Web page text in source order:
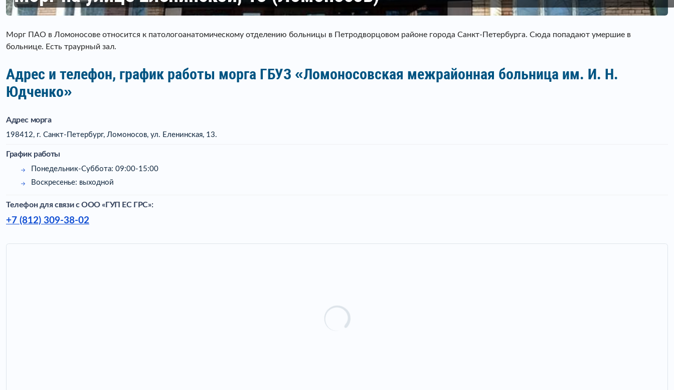
Морг ПАО в Ломоносове относится к патологоанатомическому отделению больницы в Петродворцовом районе города Санкт-Петербурга. Сюда попадают умершие в
больнице. Есть траурный зал.
Адрес и телефон, график работы морга ГБУЗ «Ломоносовская межрайонная больница им. И. Н.
Юдченко»
Адрес морга
198412, г. Санкт-Петербург, Ломоносов, ул. Еленинская, 13.
График работы
Понедельник-Суббота: 09:00-15:00
Воскресенье: выходной
Телефон для связи c ООО «ГУП ЕС ГРС»:
+7 (812) 309-38-02